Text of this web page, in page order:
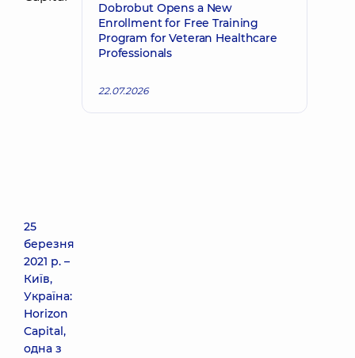
25
березня
2021 р. –
Київ,
Україна:
Horizon
Capital,
одна з
Dobrobut Opens a New
Enrollment for Free Training
Program for Veteran Healthcare
Professionals
22.07.2026